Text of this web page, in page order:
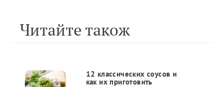
Читайте також
12 классических соусов и
как их приготовить